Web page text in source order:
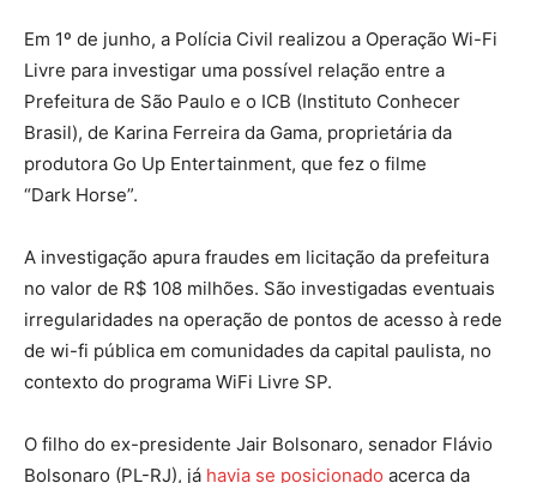
Em 1º de junho, a Polícia Civil realizou a Operação Wi-Fi
Livre para investigar uma possível relação entre a
Prefeitura de São Paulo e o ICB (Instituto Conhecer
Brasil), de Karina Ferreira da Gama, proprietária da
produtora Go Up Entertainment, que fez o filme
“Dark Horse”.
A investigação apura fraudes em licitação da prefeitura
no valor de R$ 108 milhões. São investigadas eventuais
irregularidades na operação de pontos de acesso à rede
de wi-fi pública em comunidades da capital paulista, no
contexto do programa WiFi Livre SP.
O filho do ex-presidente Jair Bolsonaro, senador Flávio
Bolsonaro (PL-RJ), já havia se posicionado acerca da